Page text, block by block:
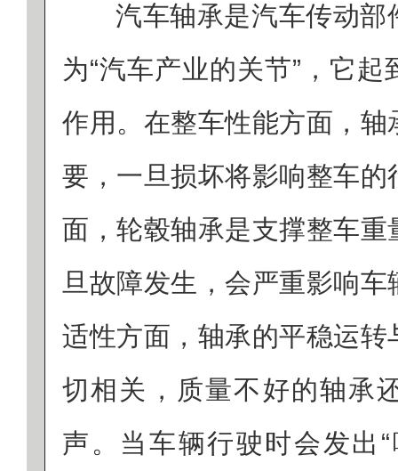
汽车轴承是汽车传动部
为“汽车产业的关节”，它
作用。在整车性能方面，轴
要，一旦损坏将影响整车的
面，轮毂轴承是支撑整车重
旦故障发生，会严重影响
适性方面，轴承的平稳运转
切相关，质量不好的轴承
声。当车辆行驶时会发出